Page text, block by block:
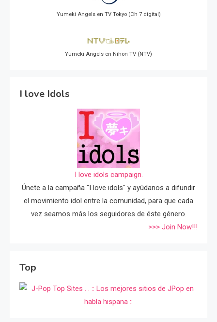
Yumeki Angels en TV Tokyo (Ch 7 digital)
Yumeki Angels en Nihon TV (NTV)
I love Idols
I love idols campaign.
Únete a la campaña "I love idols" y ayúdanos a difundir
el movimiento idol entre la comunidad, para que cada
vez seamos más los seguidores de éste género.
>>> Join Now!!!
Top